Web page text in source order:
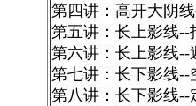
第四讲：高开大阴
第五讲：长上影线--
第六讲：长上影线--
第七讲：长下影线--
第八讲：长下影线--